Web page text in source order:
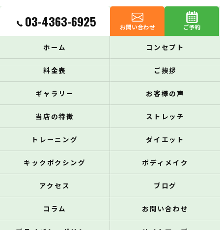
03-4363-6925 お問い合わせ ご予約
ホーム コンセプト
料金表 ご挨拶
ギャラリー お客様の声
当店の特徴 ストレッチ
トレーニング ダイエット
キックボクシング ボディメイク
アクセス ブログ
コラム お問い合わせ